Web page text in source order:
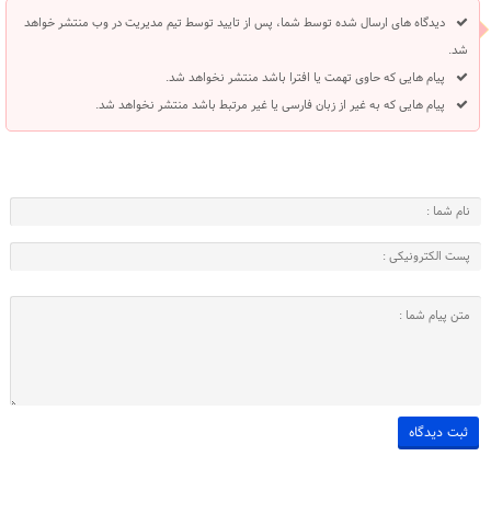
دیدگاه های ارسال شده توسط شما، پس از تایید توسط تیم مدیریت در وب منتشر خواهد
شد.
پیام هایی که حاوی تهمت یا افترا باشد منتشر نخواهد شد.
پیام هایی که به غیر از زبان فارسی یا غیر مرتبط باشد منتشر نخواهد شد.